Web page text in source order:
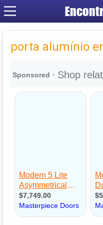
porta alumínio